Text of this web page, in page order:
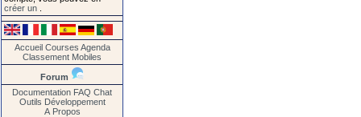
créer un
Accueil Courses Agenda
Classement Mobiles
Forum
Documentation FAQ Chat
Outils Développement
A Propos